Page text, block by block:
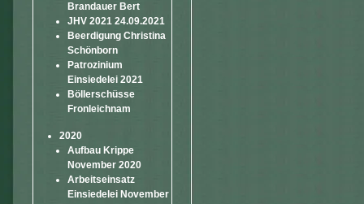
Brandauer Bert
JHV 2021 24.09.2021
Beerdigung Christina
Schönborn
Patrozinium
Einsiedelei 2021
Böllerschüsse
Fronleichnam
2020
Aufbau Krippe
November 2020
Arbeitseinsatz
Einsiedelei November